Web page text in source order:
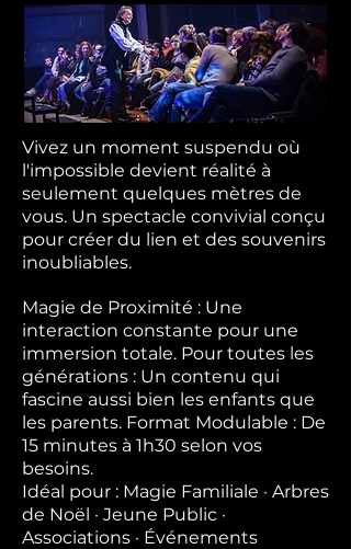
Vivez un moment suspendu où
l'impossible devient réalité à
seulement quelques mètres de
vous. Un spectacle convivial conçu
pour créer du lien et des souvenirs
inoubliables.
Magie de Proximité : Une
interaction constante pour une
immersion totale. Pour toutes les
générations : Un contenu qui
fascine aussi bien les enfants que
les parents. Format Modulable : De
15 minutes à 1h30 selon vos
besoins.
Idéal pour : Magie Familiale · Arbres
de Noël · Jeune Public ·
Associations · Événements